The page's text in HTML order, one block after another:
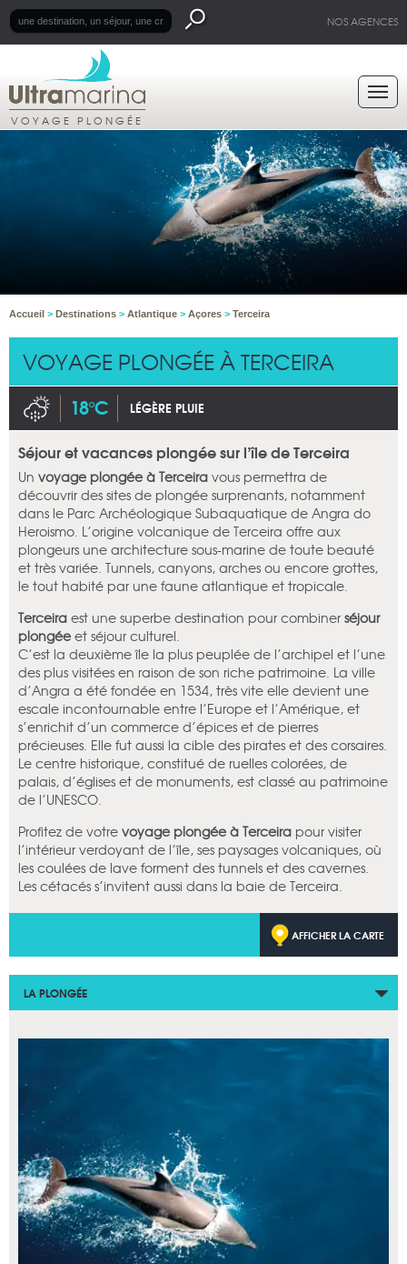
NOS AGENCES
VOYAGE PLONGÉE
Accueil > Destinations > Atlantique > Açores > Terceira
VOYAGE PLONGÉE À TERCEIRA
18°C LÉGÈRE PLUIE
Séjour et vacances plongée sur l’île de Terceira
Un voyage plongée à Terceira vous permettra de
découvrir des sites de plongée surprenants, notamment
dans le Parc Archéologique Subaquatique de Angra do
Heroismo. L’origine volcanique de Terceira offre aux
plongeurs une architecture sous-marine de toute beauté
et très variée. Tunnels, canyons, arches ou encore grottes,
le tout habité par une faune atlantique et tropicale.
Terceira est une superbe destination pour combiner séjour
plongée et séjour culturel.
C’est la deuxième île la plus peuplée de l’archipel et l’une
des plus visitées en raison de son riche patrimoine. La ville
d’Angra a été fondée en 1534, très vite elle devient une
escale incontournable entre l’Europe et l’Amérique, et
s’enrichit d’un commerce d’épices et de pierres
précieuses. Elle fut aussi la cible des pirates et des corsaires.
Le centre historique, constitué de ruelles colorées, de
palais, d’églises et de monuments, est classé au patrimoine
de l’UNESCO.
Profitez de votre voyage plongée à Terceira pour visiter
l’intérieur verdoyant de l’île, ses paysages volcaniques, où
les coulées de lave forment des tunnels et des cavernes.
Les cétacés s’invitent aussi dans la baie de Terceira.
AFFICHER LA CARTE
LA PLONGÉE